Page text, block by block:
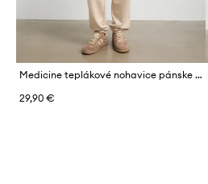
Medicine teplákové nohavice pánske s bavlnou
29,90 €